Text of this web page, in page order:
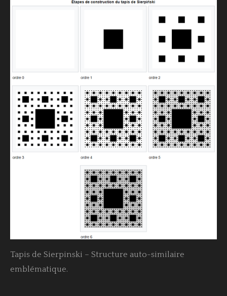
Tapis de Sierpinski – Structure auto-similaire
emblématique.